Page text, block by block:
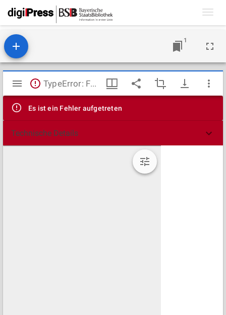
1
Mirador
Viewer
TypeError: Failed to fetch
Es ist ein Fehler aufgetreten
Technische Details